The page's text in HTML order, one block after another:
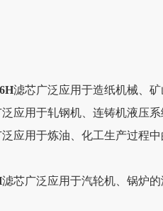
滤芯广泛应用于造纸机械、
应用于轧钢机、连铸机液压
应用于炼油、化工生产过程
滤芯广泛应用于汽轮机、锅炉